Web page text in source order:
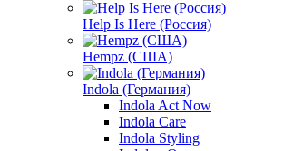
Help Is Here (Россия)
Hempz (США)
Indola (Германия)
Indola Act Now
Indola Care
Indola Styling